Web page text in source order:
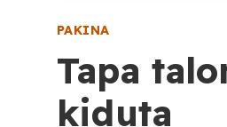
PAKINA
Tapa
kiduta